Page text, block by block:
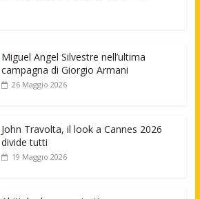
Miguel Angel Silvestre nell’ultima
campagna di Giorgio Armani
26 Maggio 2026
John Travolta, il look a Cannes 2026
divide tutti
19 Maggio 2026